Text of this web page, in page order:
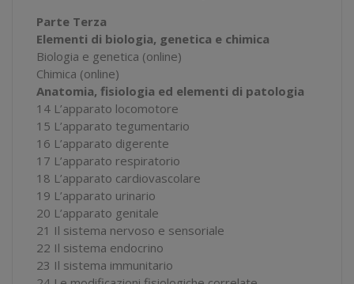
Parte Terza
Elementi di biologia, genetica e chimica
Biologia e genetica (online)
Chimica (online)
Anatomia, fisiologia ed elementi di patologia
14 L’apparato locomotore
15 L’apparato tegumentario
16 L’apparato digerente
17 L’apparato respiratorio
18 L’apparato cardiovascolare
19 L’apparato urinario
20 L’apparato genitale
21 Il sistema nervoso e sensoriale
22 Il sistema endocrino
23 Il sistema immunitario